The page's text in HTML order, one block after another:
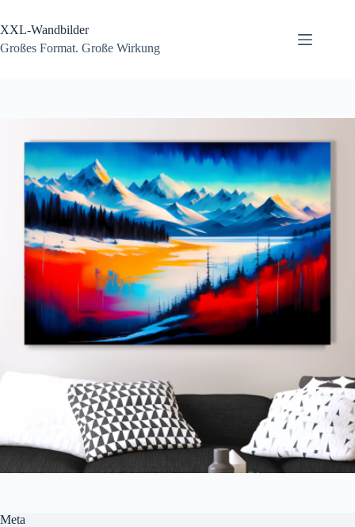
springen
XXL-Wandbilder
Großes Format. Große Wirkung
Meta